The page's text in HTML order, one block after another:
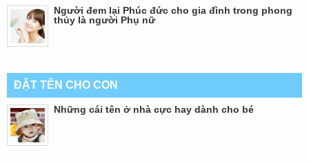
Người đem lại Phúc đức cho gia đình trong phong
thủy là người Phụ nữ
ĐẶT TÊN CHO CON
Những cái tên ở nhà cực hay dành cho bé